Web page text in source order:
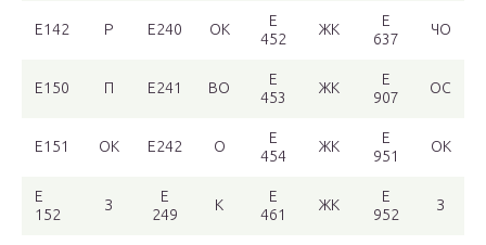
Е142 Р Е240 ОК
Е
452
ЖК
Е
637
ЧО
Е150 П Е241 ВО
Е
453
ЖК
Е
907
ОС
Е151 ОК Е242 О
Е
454
ЖК
Е
951
ОК
Е
152
З
Е
249
К
Е
461
ЖК
Е
952
З